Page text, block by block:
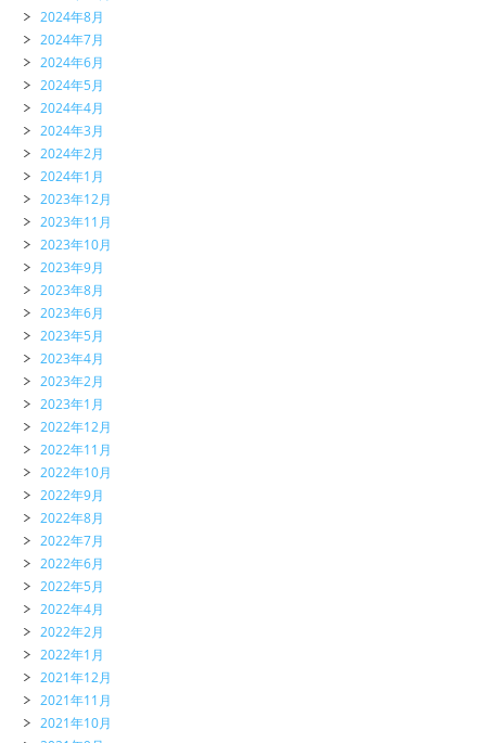
2024年8月
2024年7月
2024年6月
2024年5月
2024年4月
2024年3月
2024年2月
2024年1月
2023年12月
2023年11月
2023年10月
2023年9月
2023年8月
2023年6月
2023年5月
2023年4月
2023年2月
2023年1月
2022年12月
2022年11月
2022年10月
2022年9月
2022年8月
2022年7月
2022年6月
2022年5月
2022年4月
2022年2月
2022年1月
2021年12月
2021年11月
2021年10月